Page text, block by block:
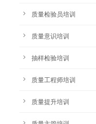
质量检验员培训
质量意识培训
抽样检验培训
质量工程师培训
质量提升培训